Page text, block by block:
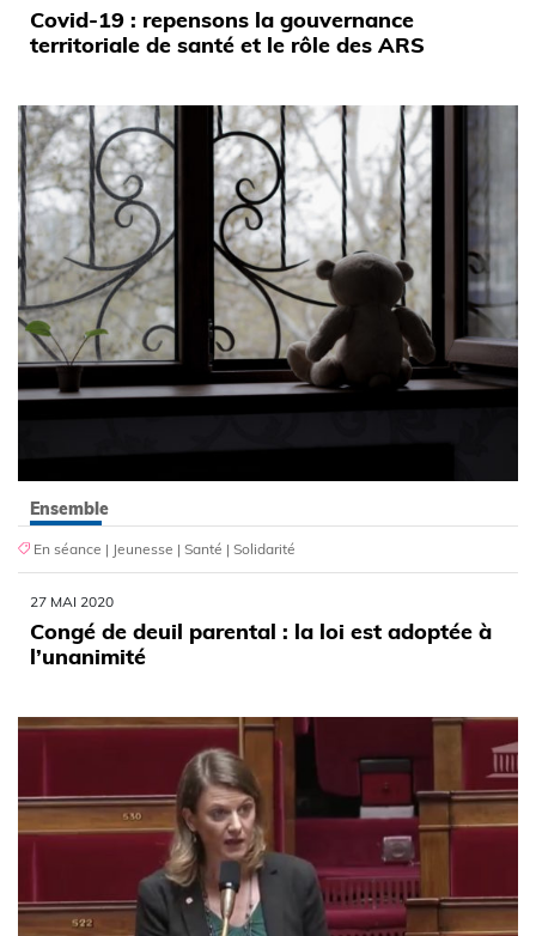
Covid-19 : repensons la gouvernance
territoriale de santé et le rôle des ARS
Ensemble
En séance | Jeunesse |Santé |Solidarité
27 MAI 2020
Congé de deuil parental : la loi est adoptée à
l’unanimité